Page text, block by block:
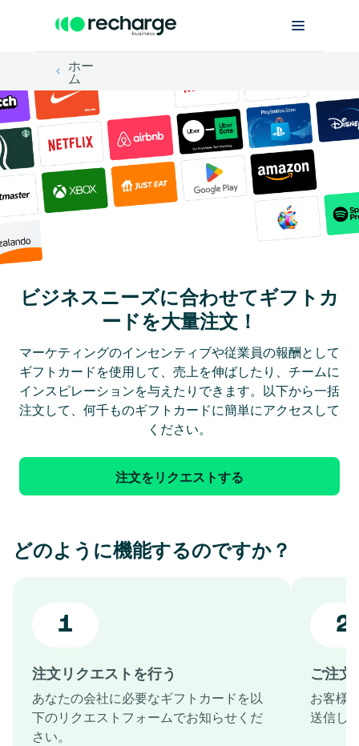
ホー
ム
ビジネスニーズに合わせてギフトカ
ードを大量注文！
マーケティングのインセンティブや従業員の報酬として
ギフトカードを使用して、売上を伸ばしたり、チームに
インスピレーションを与えたりできます。以下から一括
注文して、何千ものギフトカードに簡単にアクセスして
ください。
注文をリクエストする
どのように機能するのですか？
1
注文リクエストを行う
あなたの会社に必要なギフトカードを以
下のリクエストフォームでお知らせくだ
さい。
2
ご注文
お客様
送信し